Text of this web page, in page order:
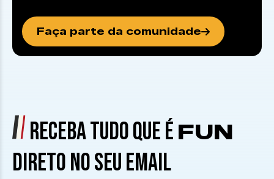
Faça parte da comunidade
RECEBA TUDO QUE É FUN
DIRETO NO SEU EMAIL